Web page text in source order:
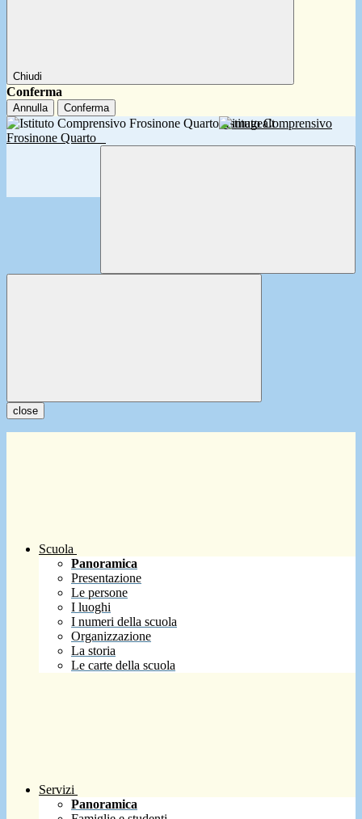
Chiudi
Conferma
Annulla Conferma
Istituto Comprensivo
Frosinone Quarto
close
Scuola
Panoramica
Presentazione
Le persone
I luoghi
I numeri della scuola
Organizzazione
La storia
Le carte della scuola
Servizi
Panoramica